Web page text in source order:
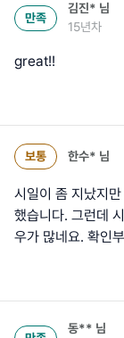
만족
김진* 님
15년차
great!!
보통 한수* 님
시일이 좀 지났지
했습니다. 그런데
우가 많네요. 확인
동** 님